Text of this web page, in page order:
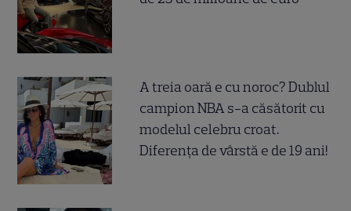
A treia oară e cu noroc? Dublul
campion NBA s-a căsătorit cu
modelul celebru croat.
Diferența de vârstă e de 19 ani!